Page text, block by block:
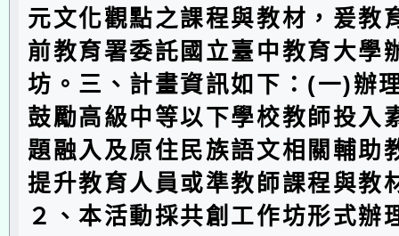
元文化觀點之課程與教材，爰教
前教育署委託國立臺中教育大學
坊。三、計畫資訊如下：(一)辦
鼓勵高級中等以下學校教師投入
題融入及原住民族語文相關輔助
提升教育人員或準教師課程與教
２、本活動採共創工作坊形式辦